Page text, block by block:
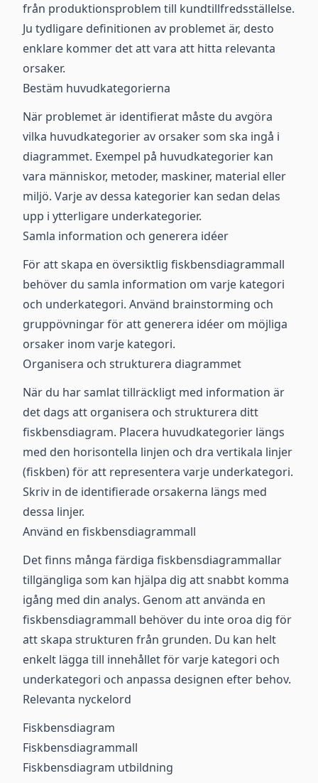
från produktionsproblem till kundtillfredsställelse.
Ju tydligare definitionen av problemet är, desto
enklare kommer det att vara att hitta relevanta
orsaker.
Bestäm huvudkategorierna
När problemet är identifierat måste du avgöra
vilka huvudkategorier av orsaker som ska ingå i
diagrammet. Exempel på huvudkategorier kan
vara människor, metoder, maskiner, material eller
miljö. Varje av dessa kategorier kan sedan delas
upp i ytterligare underkategorier.
Samla information och generera idéer
För att skapa en översiktlig fiskbensdiagrammall
behöver du samla information om varje kategori
och underkategori. Använd brainstorming och
gruppövningar för att generera idéer om möjliga
orsaker inom varje kategori.
Organisera och strukturera diagrammet
När du har samlat tillräckligt med information är
det dags att organisera och strukturera ditt
fiskbensdiagram. Placera huvudkategorier längs
med den horisontella linjen och dra vertikala linjer
(fiskben) för att representera varje underkategori.
Skriv in de identifierade orsakerna längs med
dessa linjer.
Använd en fiskbensdiagrammall
Det finns många färdiga fiskbensdiagrammallar
tillgängliga som kan hjälpa dig att snabbt komma
igång med din analys. Genom att använda en
fiskbensdiagrammall behöver du inte oroa dig för
att skapa strukturen från grunden. Du kan helt
enkelt lägga till innehållet för varje kategori och
underkategori och anpassa designen efter behov.
Relevanta nyckelord
Fiskbensdiagram
Fiskbensdiagrammall
Fiskbensdiagram utbildning